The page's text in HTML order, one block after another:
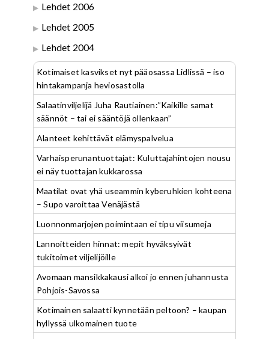
Lehdet 2006
Lehdet 2005
Lehdet 2004
Kotimaiset kasvikset nyt pääosassa Lidlissä – iso
hintakampanja heviosastolla
Salaatinviljelijä Juha Rautiainen:”Kaikille samat
säännöt – tai ei sääntöjä ollenkaan”
Alanteet kehittävät elämyspalvelua
Varhaisperunantuottajat: Kuluttajahintojen nousu
ei näy tuottajan kukkarossa
Maatilat ovat yhä useammin kyberuhkien kohteena
– Supo varoittaa Venäjästä
Luonnonmarjojen poimintaan ei tipu viisumeja
Lannoitteiden hinnat: mepit hyväksyivät
tukitoimet viljelijöille
Avomaan mansikkakausi alkoi jo ennen juhannusta
Pohjois-Savossa
Kotimainen salaatti kynnetään peltoon? – kaupan
hyllyssä ulkomainen tuote